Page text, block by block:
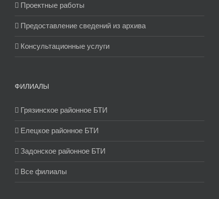
Проектные работы
Предоставление сведений из архива
Консультационные услуги
ФИЛИАЛЫ
Грязинское районное БТИ
Елецкое районное БТИ
Задонское районное БТИ
Все филиалы